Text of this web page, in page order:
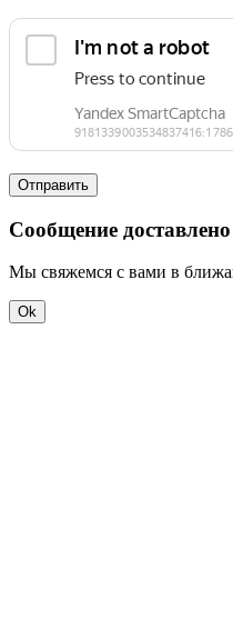
Отправить
Сообщение доставлено
Мы свяжемся с вами в
Ok